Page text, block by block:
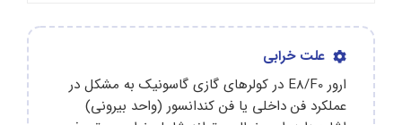
علت خرابی
ارور E8/F0 در کولرهای گازی گاسونیک به مشکل در
عملکرد فن داخلی یا فن کندانسور (واحد بیرونی)